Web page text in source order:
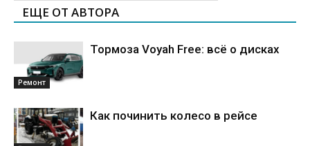
ЕЩЕ ОТ АВТОРА
Ремонт
Тормоза Voyah Free: всё о дисках
Как починить колесо в рейсе